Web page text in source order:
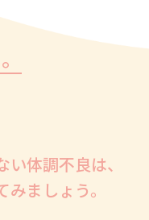
体調不良は、
ましょう。